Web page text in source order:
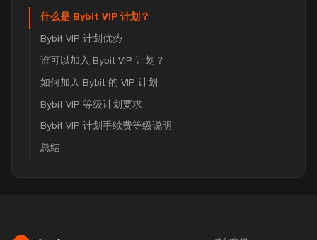
什么是 Bybit VIP 计划？
Bybit VIP 计划优势
谁可以加入 Bybit VIP 计划？
如何加入 Bybit 的 VIP 计划
Bybit VIP 等级计划要求
Bybit VIP 计划手续费等级说明
总结